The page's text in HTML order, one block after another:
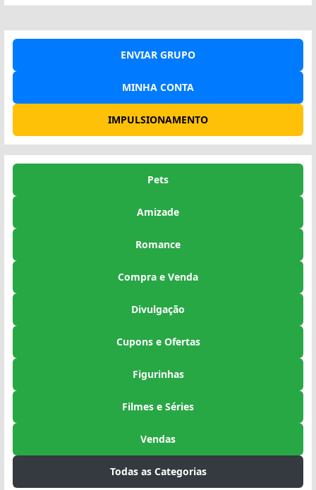
ENVIAR GRUPO
MINHA CONTA
IMPULSIONAMENTO
Pets
Amizade
Romance
Compra e Venda
Divulgação
Cupons e Ofertas
Figurinhas
Filmes e Séries
Vendas
Todas as Categorias